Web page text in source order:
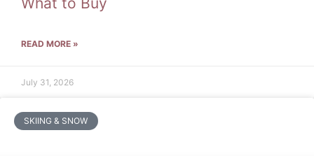
READ MORE »
July 31, 2026
SKIING & SNOW